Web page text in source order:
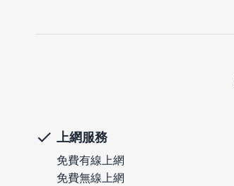
上網服務
免費有線上網
免費無線上網